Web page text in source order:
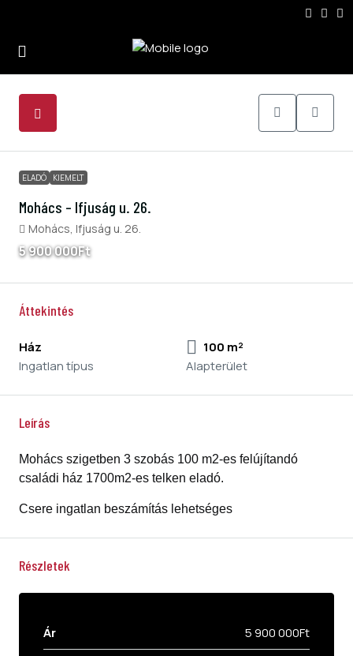
ELADÓ KIEMELT
Mohács – Ifjuság u. 26.
Mohács, Ifjuság u. 26.
5 900 000Ft
Áttekintés
Ház
Ingatlan típus
100 m²
Alapterület
Leírás
Mohács szigetben 3 szobás 100 m2-es felújítandó
családi ház 1700m2-es telken eladó.
Csere ingatlan beszámítás lehetséges
Részletek
Ár
5 900 000Ft